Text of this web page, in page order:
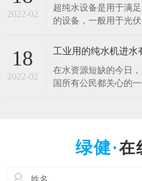
质、悬浮物等，降低
免受颗粒物质的磨损
2022-02
超纯水设备是用于满
的设备，一般用于光
制系统是十分的重要
纯水设备控制系统采
制对水处理系统进行
18
2022-02
在水资源短缺的今日
国所有公民都关心的
备根据进水的原水质
在